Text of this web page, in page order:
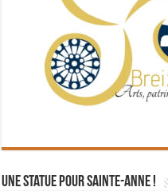
Une statue pour Sainte-Anne !